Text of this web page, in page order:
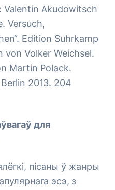
Valentin Akudowitsch
Versuch,
Edition Suhrkamp
von Volker Weichsel.
Martin Polack.
2013. 204
для
пісаны ў жанры
эсэ, з